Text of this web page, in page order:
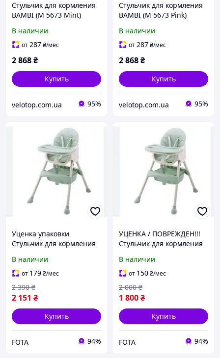
Стульчик для кормления
BAMBI (M 5673 Mint)
В наличии
от287₴/мес
2 868₴
Купить
velotop.com.ua 95%
Стульчик для кормления
BAMBI (M 5673 Pink)
В наличии
от287₴/мес
2 868₴
Купить
velotop.com.ua 95%
Уценка упаковки
Стульчик для кормления
сиденье С 643
В наличии
от 179₴/мес
2 151 ₴
2 390 ₴
Купить
FOTA 94%
УЦЕНКА / ПОВРЕЖДЕН!!!
Стульчик для кормления
сиденье v102
В наличии
от 150₴/мес
1 800₴
2 000 ₴
Купить
FOTA 94%